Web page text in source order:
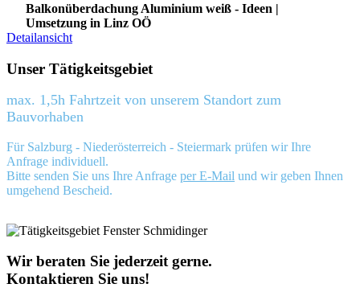
Balkonüberdachung Aluminium weiß - Ideen |
Umsetzung in Linz OÖ
Detailansicht
Unser Tätigkeitsgebiet
max. 1,5h Fahrtzeit von unserem Standort zum
Bauvorhaben
Für Salzburg - Niederösterreich - Steiermark prüfen wir Ihre
Anfrage individuell.
Bitte senden Sie uns Ihre Anfrage per E-Mail und wir geben Ihnen
umgehend Bescheid.
Wir beraten Sie jederzeit gerne.
Kontaktieren Sie uns!